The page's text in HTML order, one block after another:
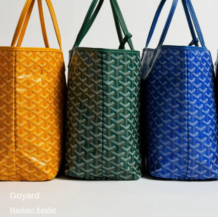
Goyard
Markayı Keşfet